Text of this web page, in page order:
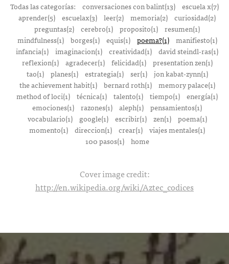
Todas las categorías: conversaciones con balint(13) escuela x(7)
aprender(5) escuelax(3) leer(2) memoria(2) curiosidad(2)
preguntas(2) cerebro(1) proposito(1) resumen(1)
mindfulness(1)
borges(1) equis(1) poema?(1)
manifiesto(1)
infancia(1) imaginacion(1) creatividad(1) david steindl-ras(1)
reflexion(1)
agradecer(1) felicidad(1)
presentation zen(1)
tao(1)
planes(1) estrategia(1) ser(1)
jon kabat-zynn(1)
the achievement habit(1)
bernard roth(1)
memory palace(1)
method of loci(1) técnica(1) talento(1) tiempo(1) energía(1)
emociones(1) razones(1) aleph(1) pensamientos(1)
vocabulario(1)
google(1) escribir(1) zen(1)
poema(1)
momento(1) direccion(1) crear(1) viajes mentales(1)
100 pasos(1)
home
Cover image credit:
http://en.wikipedia.org/wiki/Aztec_codices